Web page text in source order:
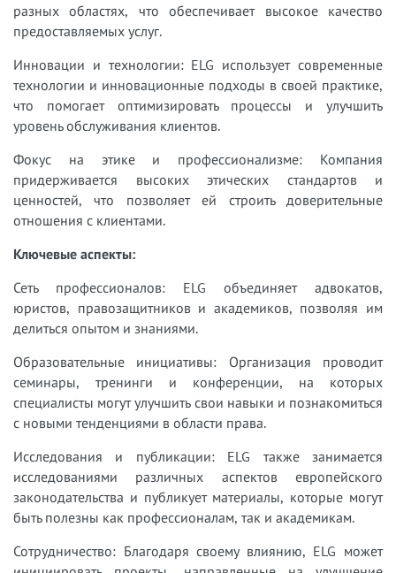
разных областях, что обеспечивает высокое качество
предоставляемых услуг.
Инновации и технологии: ELG использует современные
технологии и инновационные подходы в своей практике,
что помогает оптимизировать процессы и улучшить
уровень обслуживания клиентов.
Фокус на этике и профессионализме: Компания
придерживается высоких этических стандартов и
ценностей, что позволяет ей строить доверительные
отношения с клиентами.
Ключевые аспекты:
Сеть профессионалов: ELG объединяет адвокатов,
юристов, правозащитников и академиков, позволяя им
делиться опытом и знаниями.
Образовательные инициативы: Организация проводит
семинары, тренинги и конференции, на которых
специалисты могут улучшить свои навыки и познакомиться
с новыми тенденциями в области права.
Исследования и публикации: ELG также занимается
исследованиями различных аспектов европейского
законодательства и публикует материалы, которые могут
быть полезны как профессионалам, так и академикам.
Сотрудничество: Благодаря своему влиянию, ELG может